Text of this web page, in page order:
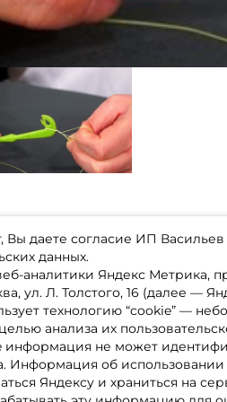
Вы даете согласие ИП
данных.
аналитики Яндекс
ул. Л. Толстого, 16 (далее —
технологию “cookie” —
анализа их
не может
Информация об
Яндексу и храниться на
bonus
обработки ПД
Акции